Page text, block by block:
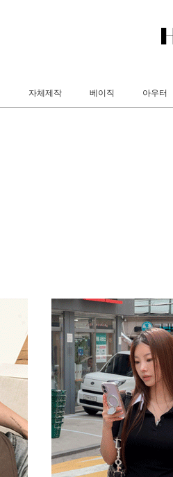
자체제작 베이직 아우터